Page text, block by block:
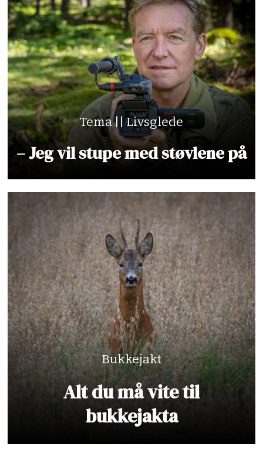
Tema || Livsglede
– Jeg vil stupe med støvlene på
Bukkejakt
Alt du må vite til
bukkejakta